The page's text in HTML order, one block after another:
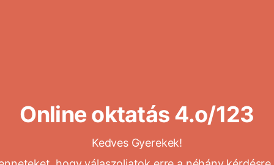
Online oktatás 4.o/123
Kedves Gyerekek!